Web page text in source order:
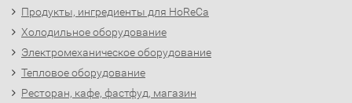
Продукты, ингредиенты для HoReCa
Холодильное оборудование
Электромеханическое оборудование
Тепловое оборудование
Ресторан, кафе, фастфуд, магазин